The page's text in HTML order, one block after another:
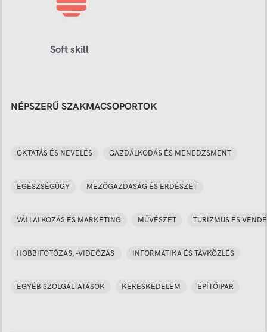
Soft skill
NÉPSZERŰ SZAKMACSOPORTOK
OKTATÁS ÉS NEVELÉS GAZDÁLKODÁS ÉS MENEDZSMENT
EGÉSZSÉGÜGY MEZŐGAZDASÁG ÉS ERDÉSZET
VÁLLALKOZÁS ÉS MARKETING MŰVÉSZET TURIZMUS ÉS
HOBBIFOTÓZÁS, -VIDEÓZÁS INFORMATIKA ÉS TÁVKÖZLÉS
EGYÉB SZOLGÁLTATÁSOK KERESKEDELEM ÉPÍTŐIPAR